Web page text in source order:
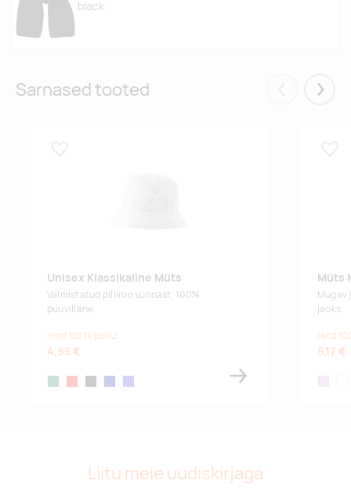
black
Sarnased tooted Eelmised
Unisex Klassikaline Müts
Valmistatud pilliroo sünnast, 100%
puuvillane.
Hind 100 tk puhul
4,95 €
Müts
Mugav
jaoks.
Hind
5,17 €
Liitu meie uudiskirjaga